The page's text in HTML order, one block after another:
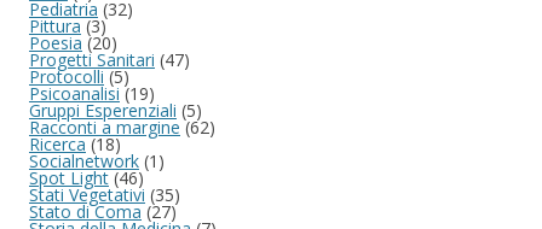
Pediatria (32)
Pittura(3)
Poesia (20)
Progetti Sanitari (47)
Protocolli(5)
Psicoanalisi (19)
Gruppi Esperenziali (5)
Racconti a margine (62)
Ricerca(18)
Socialnetwork (1)
Spot Light(46)
Stati Vegetativi (35)
Stato di Coma(27)